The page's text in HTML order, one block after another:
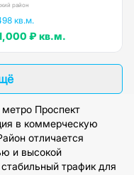
район
кв.м.
₽ кв.м.
Проспект
в коммерческую
отличается
и высокой
трафик для